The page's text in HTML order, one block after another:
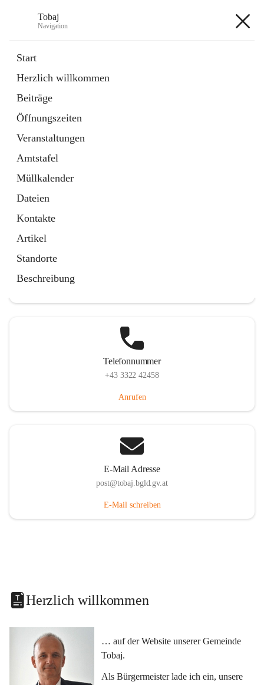
Tobaj
Navigation
Start
Herzlich willkommen
Beiträge
Öffnungszeiten
Veranstaltungen
Amtstafel
Müllkalender
Dateien
Kontakte
Artikel
Standorte
Beschreibung
Externe Webseite
in
Tab
Formulare
2 Schnellzugriffe
Telefonnummer
+43 3322 42458
Anrufen
E-Mail Adresse
post@tobaj.bgld.gv.at
E-Mail schreiben
Herzlich willkommen
… auf der Website unserer Gemeinde
Tobaj.
Als Bürgermeister lade ich ein, unsere